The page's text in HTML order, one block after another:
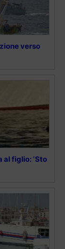
verso
al figlio: ‘Sto